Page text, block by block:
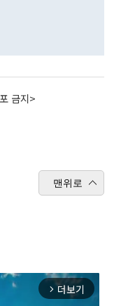
금지>
맨위로
arrow_forward_ios 더보기